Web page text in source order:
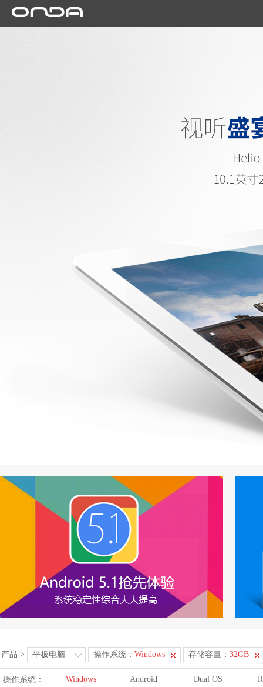
产品 > 平板电脑 操作系统： Windows 存储容量： 32GB
操作系统： Windows Android Dual OS